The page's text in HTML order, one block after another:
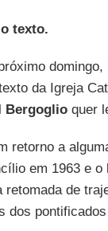
texto.
da Igreja
Bergoglioquer
retorno a
em 1963 e
retomada de
dos